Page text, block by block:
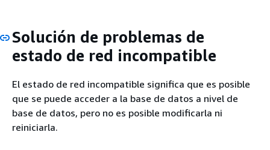
Solución de problemas de
estado de red incompatible
El estado de red incompatible significa que es posible
que se puede acceder a la base de datos a nivel de
base de datos, pero no es posible modificarla ni
reiniciarla.